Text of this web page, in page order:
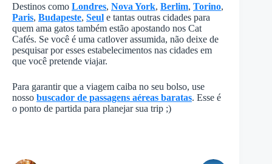
Destinos como Londres, Nova York, Berlim, Torino,
Paris, Budapeste, Seul e tantas outras cidades para
quem ama gatos também estão apostando nos Cat
Cafés. Se você é uma catlover assumida, não deixe de
pesquisar por esses estabelecimentos nas cidades em
que você pretende viajar.
Para garantir que a viagem caiba no seu bolso, use
nosso buscador de passagens aéreas baratas. Esse é
o ponto de partida para planejar sua trip ;)